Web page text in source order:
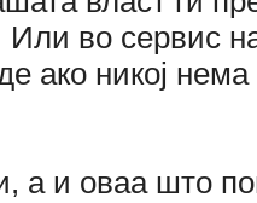
во сервис
ако никој
а и оваа што